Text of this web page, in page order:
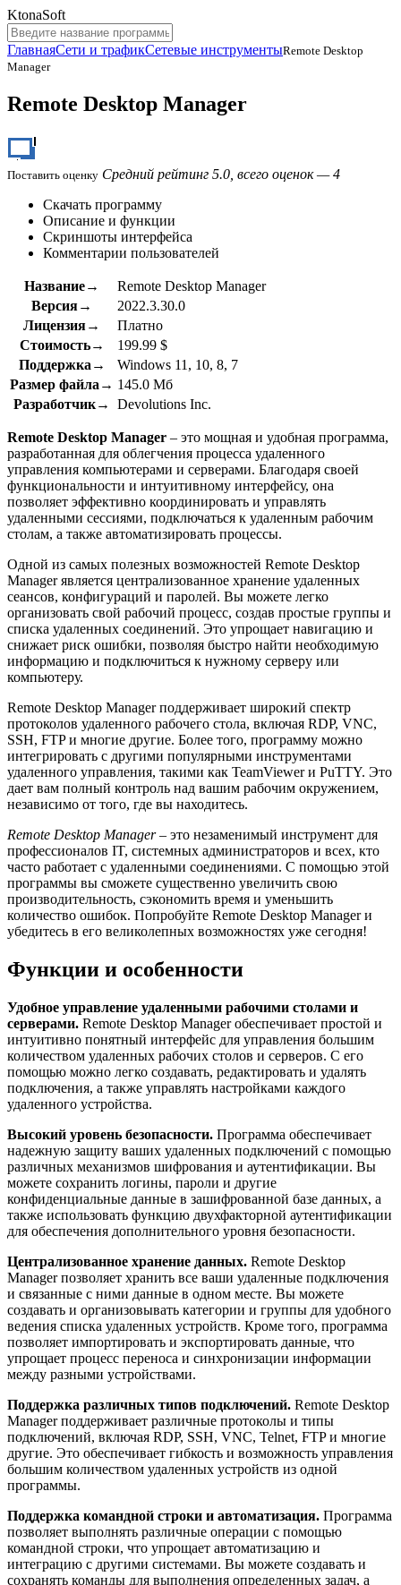
KtonaSoft
ГлавнаяСети и трафикСетевые инструментыRemote Desktop
Manager
Remote Desktop Manager
Поставить оценку Средний рейтинг 5.0, всего оценок — 4
Скачать программу
Описание и функции
Скриншоты интерфейса
Комментарии пользователей
Название→
Remote Desktop Manager
Версия→
2022.3.30.0
Лицензия→
Платно
Стоимость→
199.99 $
Поддержка→
Windows 11, 10, 8, 7
Размер файла→ 145.0 Мб
Разработчик→
Devolutions Inc.
Remote Desktop Manager – это мощная и удобная программа,
разработанная для облегчения процесса удаленного
управления компьютерами и серверами. Благодаря своей
функциональности и интуитивному интерфейсу, она
позволяет эффективно координировать и управлять
удаленными сессиями, подключаться к удаленным рабочим
столам, а также автоматизировать процессы.
Одной из самых полезных возможностей Remote Desktop
Manager является централизованное хранение удаленных
сеансов, конфигураций и паролей. Вы можете легко
организовать свой рабочий процесс, создав простые группы и
списка удаленных соединений. Это упрощает навигацию и
снижает риск ошибки, позволяя быстро найти необходимую
информацию и подключиться к нужному серверу или
компьютеру.
Remote Desktop Manager поддерживает широкий спектр
протоколов удаленного рабочего стола, включая RDP, VNC,
SSH, FTP и многие другие. Более того, программу можно
интегрировать с другими популярными инструментами
удаленного управления, такими как TeamViewer и PuTTY. Это
дает вам полный контроль над вашим рабочим окружением,
независимо от того, где вы находитесь.
Remote Desktop Manager– это незаменимый инструмент для
профессионалов IT, системных администраторов и всех, кто
часто работает с удаленными соединениями. С помощью этой
программы вы сможете существенно увеличить свою
производительность, сэкономить время и уменьшить
количество ошибок. Попробуйте Remote Desktop Manager и
убедитесь в его великолепных возможностях уже сегодня!
Функции и особенности
Удобное управление удаленными рабочими столами и
серверами. Remote Desktop Manager обеспечивает простой и
интуитивно понятный интерфейс для управления большим
количеством удаленных рабочих столов и серверов. С его
помощью можно легко создавать, редактировать и удалять
подключения, а также управлять настройками каждого
удаленного устройства.
Высокий уровень безопасности. Программа обеспечивает
надежную защиту ваших удаленных подключений с помощью
различных механизмов шифрования и аутентификации. Вы
можете сохранить логины, пароли и другие
конфиденциальные данные в зашифрованной базе данных, а
также использовать функцию двухфакторной аутентификации
для обеспечения дополнительного уровня безопасности.
Централизованное хранение данных. Remote Desktop
Manager позволяет хранить все ваши удаленные подключения
и связанные с ними данные в одном месте. Вы можете
создавать и организовывать категории и группы для удобного
ведения списка удаленных устройств. Кроме того, программа
позволяет импортировать и экспортировать данные, что
упрощает процесс переноса и синхронизации информации
между разными устройствами.
Поддержка различных типов подключений. Remote Desktop
Manager поддерживает различные протоколы и типы
подключений, включая RDP, SSH, VNC, Telnet, FTP и многие
другие. Это обеспечивает гибкость и возможность управления
большим количеством удаленных устройств из одной
программы.
Поддержка командной строки и автоматизация. Программа
позволяет выполнять различные операции с помощью
командной строки, что упрощает автоматизацию и
интеграцию с другими системами. Вы можете создавать и
сохранять команды для выполнения определенных задач, а